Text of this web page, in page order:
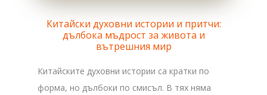
Китайски духовни истории и притчи:
дълбока мъдрост за живота и
вътрешния мир
Китайските духовни истории са кратки по
форма, но дълбоки по смисъл. В тях няма